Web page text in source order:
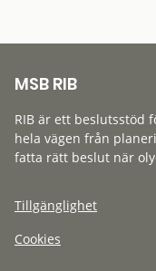
MSB RIB
RIB är ett beslutsstöd
hela vägen från
fatta rätt beslut när
Tillgänglighet
Cookies